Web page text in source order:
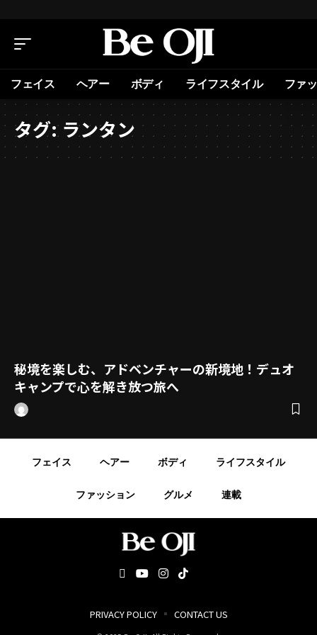
フェイス ヘアー ボディ ライフスタイル ファ
タグ:ランタン
秘境を楽しむ、アドベンチャーの新境地！デュオ
キャンプで心を解き放つ旅へ
フェイス ヘアー ボディ ライフスタイル
ファッション グルメ 連載
PRIVACY POLICY CONTACT US